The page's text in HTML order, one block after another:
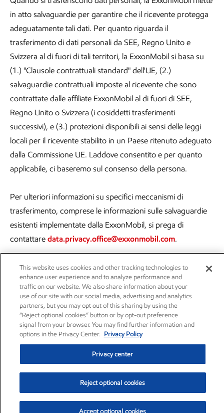
in atto salvaguardie per garantire che il ricevente protegga
adeguatamente tali dati. Per quanto riguarda il
trasferimento di dati personali da SEE, Regno Unito e
Svizzera al di fuori di tali territori, la ExxonMobil si basa su
(1.) "Clausole contrattuali standard" dell'UE, (2.)
salvaguardie contrattuali imposte al ricevente che sono
contrattate dalle affiliate ExxonMobil al di fuori di SEE,
Regno Unito o Svizzera (i cosiddetti trasferimenti
successivi), e (3.) protezioni disponibili ai sensi delle leggi
locali per il ricevente stabilito in un Paese ritenuto adeguato
dalla Commissione UE. Laddove consentito e per quanto
applicabile, ci baseremo sul consenso della persona.
Per ulteriori informazioni su specifici meccanismi di
trasferimento, comprese le informazioni sulle salvaguardie
esistenti implementate dalla ExxonMobil, si prega di
contattare data.privacy.office@exxonmobil.com.
8. ACCURATEZZA DEI DATI PERSONALI
La ExxonMobil si impegna a mantenere i dati personali che
raccoglie precisi e completi. La ExxonMobil fa affidamento
sulle persone per mantenere la precisione e la completezza
dei dati personali. Informare la ExxonMobil se i dati
personali cambiano, incluso il contesto in cui sono stati
forniti, ad es. in relazione a un prodotto o servizio specifico.
DIRITTI DELL’INTERESSATO
This website uses cookies and other tracking technologies to
enhance user experience and to analyze performance and
traffic on our website. We also share information about your
use of our site with our social media, advertising and analytics
partners, but you may opt out of this sharing by using the
“Reject optional cookies” button or by opt-out preference
signal from your browser. You may find further information and
options in the Privacy Center.
Privacy Policy
Privacy center
Reject optional cookies
Accept optional cookies